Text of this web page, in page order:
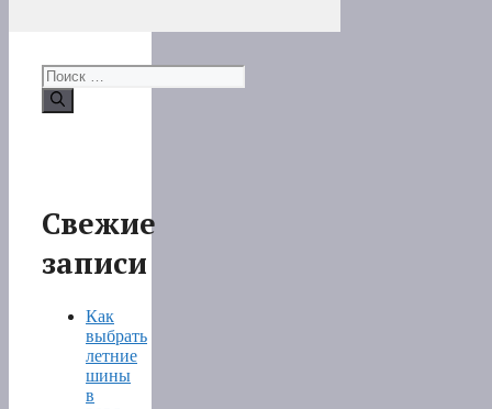
Поиск:
Свежие
записи
Как
выбрать
летние
шины
в